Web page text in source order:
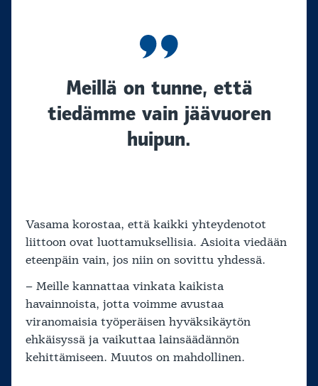
Meillä on tunne, että
tiedämme vain jäävuoren
huipun.
Vasama korostaa, että kaikki yhteydenotot
liittoon ovat luottamuksellisia. Asioita viedään
eteenpäin vain, jos niin on sovittu yhdessä.
– Meille kannattaa vinkata kaikista
havainnoista, jotta voimme avustaa
viranomaisia työperäisen hyväksikäytön
ehkäisyssä ja vaikuttaa lainsäädännön
kehittämiseen. Muutos on mahdollinen.